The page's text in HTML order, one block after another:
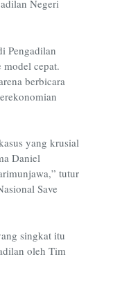
Negeri
Pengadilan
model cepat.
berbicara
yang krusial
Daniel
tutur
Save
singkat itu
oleh Tim